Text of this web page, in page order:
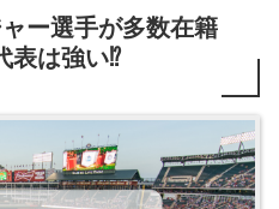
ャー選手が多数在籍
表は強い⁉